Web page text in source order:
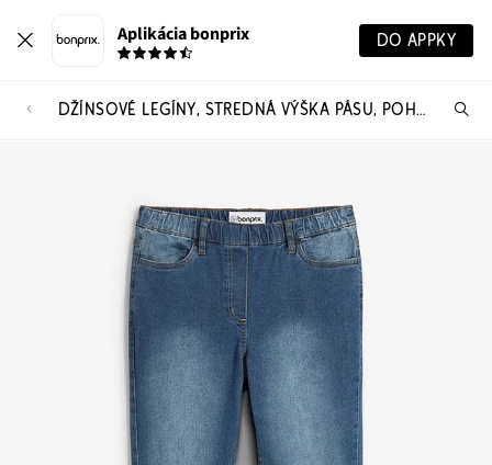
Aplikácia bonprix DO APPKY
DŽÍNSOVÉ LEGÍNY, STREDNÁ VÝŠKA PÁSU, POHODLNÝ PÁS